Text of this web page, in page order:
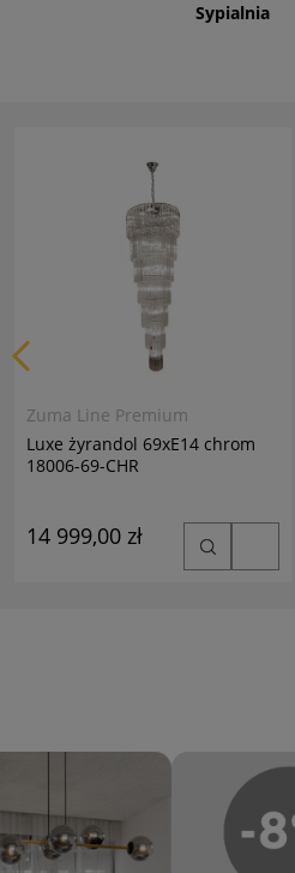
Sypialnia
Zuma Line Premium
Luxe żyrandol 69xE14 chrom
18006-69-CHR
14 999,00 zł